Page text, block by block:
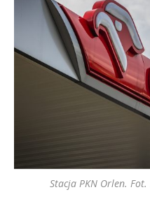
Stacja PKN Orlen.